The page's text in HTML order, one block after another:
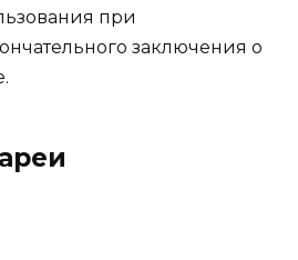
при
заключения о